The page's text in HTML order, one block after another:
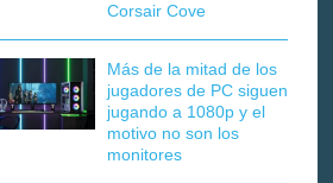
Corsair Cove
Más de la mitad de los
jugadores de PC siguen
jugando a 1080p y el
motivo no son los
monitores